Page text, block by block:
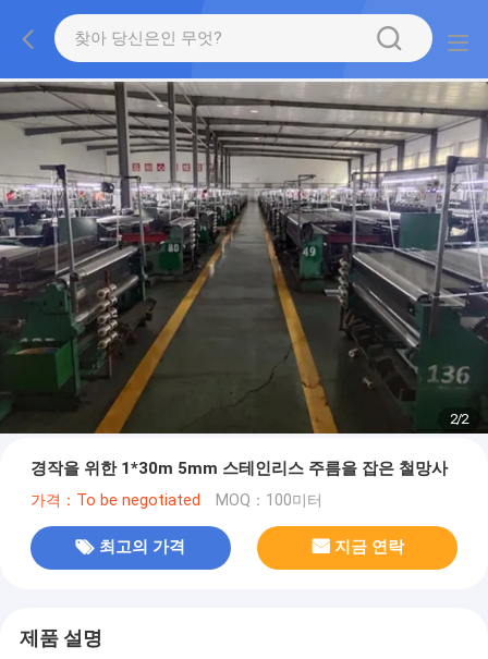
2/2
경작을 위한 1*30m 5mm 스테인리스 주름을 잡은 철망사
가격：To be negotiated MOQ：100미터
최고의 가격 지금 연락
제품 설명